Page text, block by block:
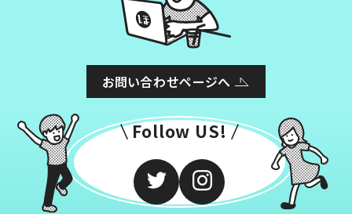
お問い合わせページへ
Follow US!